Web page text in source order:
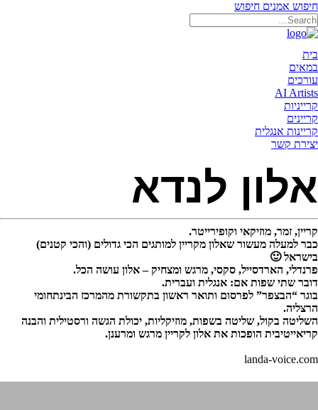
חיפוש אמנים חיפוש
בית
במאים
עורכים
AI Artists
קרייניות
קריינים
קריינות אנגלית
יצירת קשר
אלון לנדא
קריין, זמר, מוזיקאי וקופירייטר.
כבר למעלה מעשור שאלון מקריין למותגים הכי גדולים (והכי קטנים)
בישראל 🙂
פרנדלי, הארדסייל, סקסי, מרגש ומצחיק – אלון עושה הכל.
דובר שתי שפות אם: אנגלית ועברית.
בוגר “הבצפר” לפרסום ותואר ראשון בתקשורת מהמרכז הבינתחומי
הרצליה.
השליטה בקול, שליטה בשפות, מוזיקליות, יכולת הגשה ורסטילית והבנה
קריאייטיבית הופכות את אלון לקריין מרגש ומרענן.
landa-voice.com